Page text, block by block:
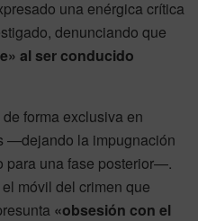
una enérgica crítica
denunciando que
al ser conducido
forma exclusiva en
—dejando la impugnación
para una fase posterior—.
móvil del crimen que
«obsesión con el